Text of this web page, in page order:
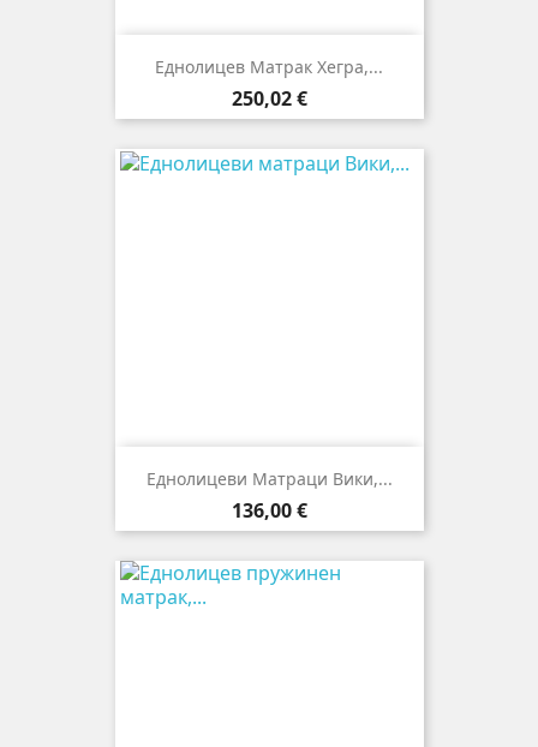
Еднолицев Матрак Хегра,...
Цена
250,02 €
Еднолицеви Матраци Вики,...
Цена
136,00 €